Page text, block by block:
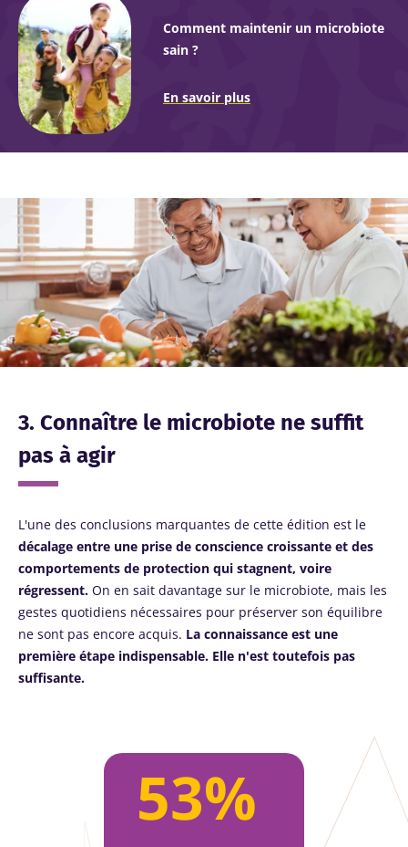
Comment maintenir un microbiote
sain ?
En savoir plus
Image
3. Connaître le microbiote ne suffit
pas à agir
L'une des conclusions marquantes de cette édition est le
décalage entre une prise de conscience croissante et des
comportements de protection qui stagnent, voire
régressent. On en sait davantage sur le microbiote, mais les
gestes quotidiens nécessaires pour préserver son équilibre
ne sont pas encore acquis. La connaissance est une
première étape indispensable. Elle n'est toutefois pas
suffisante.
53%